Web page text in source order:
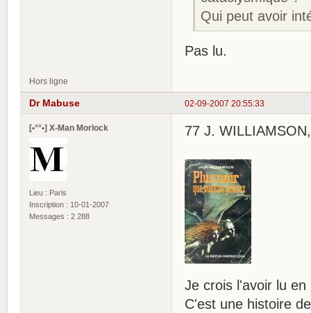
Qui peut avoir
Pas lu.
Hors ligne
02-09-2007 20:55:33
Dr Mabuse
[•°°•] X-Man Morlock
Lieu : Paris
Inscription : 10-01-2007
Messages : 2 288
77 J.
Je crois l'avoir lu en
C'est une histoire